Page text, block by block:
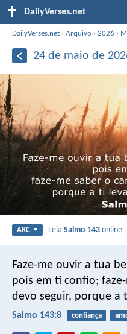
DailyVerses.net
DailyVerses.net ›Arquivo ›2026 ›
24 de maio de
ARC LeiaSalmo 143 online
Faze-me ouvir a tua
pois em ti confio;
devo seguir, porque a
Salmo 143:8 confiança